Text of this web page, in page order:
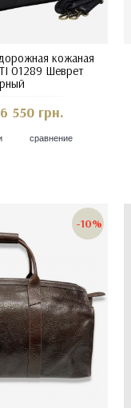
кожаная
01289 Шеврет
6 550 грн.
сравнение
-10%